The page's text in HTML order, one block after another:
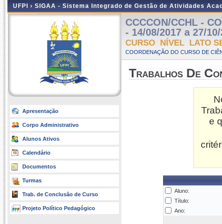
UFPI › SIGAA - Sistema Integrado de Gestão de Atividades
Apresentação
Corpo Administrativo
Alunos Ativos
Calendário
Documentos
Turmas
Trab. de Conclusão de Curso
Projeto Político Pedagógico
CCCCON/CCHL -
- 14/08/2017 a 27/
CURSO NÍVEL LATO
COORDENAÇÃO DO CURSO DE
Trabalhos De
e
Aluno:
Título:
Ano: